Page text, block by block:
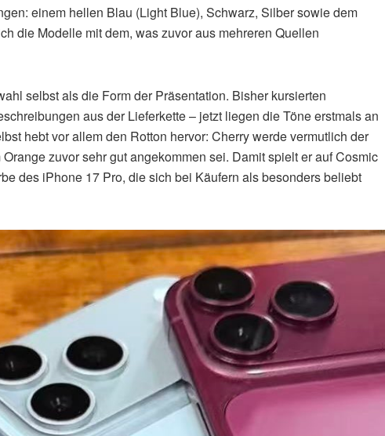
einem hellen Blau (Light Blue), Schwarz, Silber sowie dem
die Modelle mit dem, was zuvor aus mehreren Quellen
selbst als die Form der Präsentation. Bisher kursierten
aus der Lieferkette – jetzt liegen die Töne erstmals an
hebt vor allem den Rotton hervor: Cherry werde vermutlich der
zuvor sehr gut angekommen sei. Damit spielt er auf Cosmic
des iPhone 17 Pro, die sich bei Käufern als besonders beliebt